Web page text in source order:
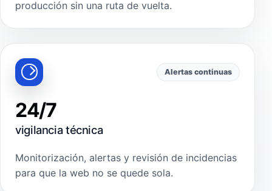
producción sin una ruta de vuelta.
Alertas continuas
24/7
vigilancia técnica
Monitorización, alertas y revisión de incidencias
para que la web no se quede sola.